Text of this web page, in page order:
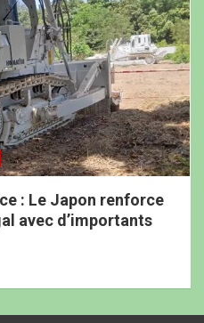
: Le Japon renforce
avec d’importants